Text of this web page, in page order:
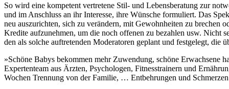
So wird eine kompetent vertretene Stil- und Lebensberatung zur
und im Anschluss an ihr Interesse, ihre Wünsche formuliert. Das
neu auszurichten, sich zu verändern, mit Gewohnheiten zu brechen
Kredite aufzunehmen, um die noch offenen zu bezahlen usw. Nicht
den als solche auftretenden Moderatoren geplant und festgelegt, die
»Schöne Babys bekommen mehr Zuwendung, schöne Erwachsene
Expertenteam aus Ärzten, Psychologen, Fitnesstrainern und
Wochen Trennung von der Familie, … Entbehrungen und